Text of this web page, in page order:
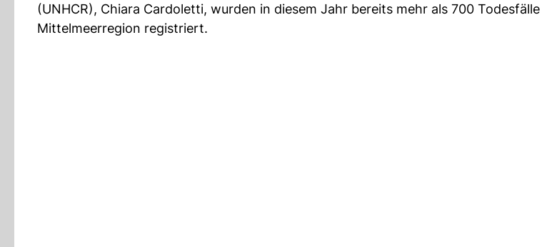
(UNHCR), Chiara Cardoletti, wurden in diesem Jahr bereits mehr als 700
Mittelmeerregion registriert.